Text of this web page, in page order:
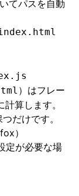
てパスを自動
）はフレー
算します。
だけです。
）
定が必要な場